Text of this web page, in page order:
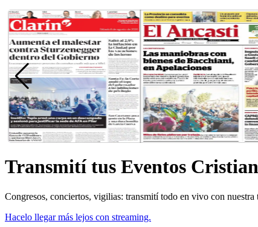
Transmití tus Eventos
Congresos, conciertos, vigilias: transmití todo en vivo con nuestra
Hacelo llegar más lejos con streaming.